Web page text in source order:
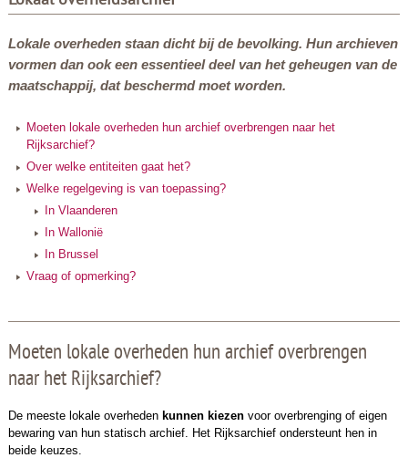
Lokale overheden staan dicht bij de bevolking. Hun archieven
vormen dan ook een essentieel deel van het geheugen van de
maatschappij, dat beschermd moet worden.
Moeten lokale overheden hun archief overbrengen naar het
Rijksarchief?
Over welke entiteiten gaat het?
Welke regelgeving is van toepassing?
In Vlaanderen
In Wallonië
In Brussel
Vraag of opmerking?
Moeten lokale overheden hun archief overbrengen
naar het Rijksarchief?
De meeste lokale overheden kunnen kiezenvoor overbrenging of eigen
bewaring van hun statisch archief. Het Rijksarchief ondersteunt hen in
beide keuzes.